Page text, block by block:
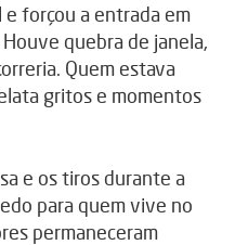
forçou a entrada em
quebra de janela,
Quem estava
gritos e momentos
e os tiros durante a
para quem vive no
permaneceram